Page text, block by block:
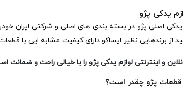
یدکی پژو
اصلی پژو در بسته بندی های اصلی و شرکتی ایران
از برندهایی نظیر ایساکو دارای کیفیت مشابه ایی با
و اینترنتی لوازم یدکی پژو را با خیالی راحت و ضمانت
پژو چقدر است؟